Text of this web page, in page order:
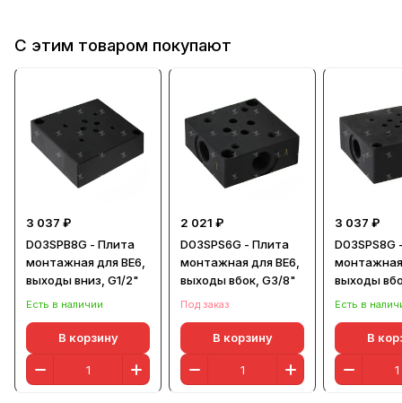
С этим товаром покупают
3 037 ₽
D03SPB8G - Плита
монтажная для ВЕ6,
выходы вниз, G1/2"
Есть в наличии
В корзину
2 021 ₽
D03SPS6G - Плита
монтажная для ВЕ6,
выходы вбок, G3/8"
Под заказ
В корзину
3 037 ₽
D03SPS8G
выходы
Есть в
В